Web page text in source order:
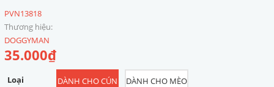
PVN13818
Thương hiệu:
DOGGYMAN
35.000₫
Loại DÀNH CHO CÚN DÀNH CHO MÈO